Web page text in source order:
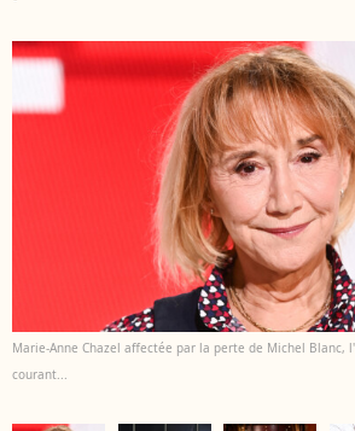
Marie-Anne Chazel affectée par la perte de Michel Blanc,
courant...